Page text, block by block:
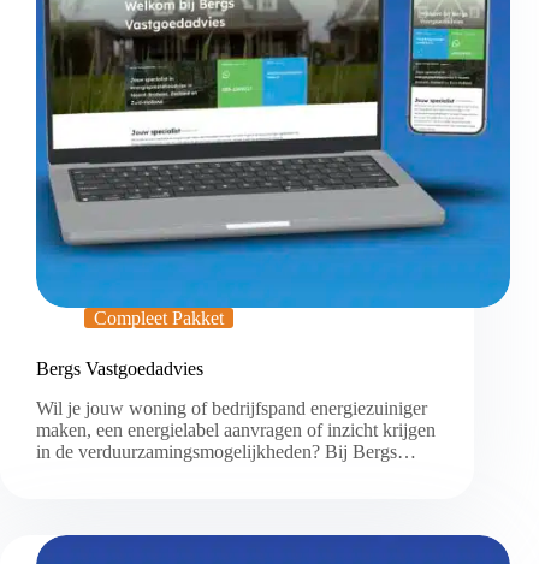
Compleet Pakket
Bergs Vastgoedadvies
Wil je jouw woning of bedrijfspand energiezuiniger
maken, een energielabel aanvragen of inzicht krijgen
in de verduurzamingsmogelijkheden? Bij Bergs…